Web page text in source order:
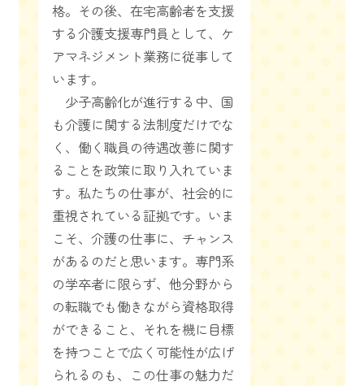
格。その後、在宅高齢者を支援
する介護支援専門員として、ケ
アマネジメント業務に従事して
います。
少子高齢化が進行する中、国
も介護に関する法制度だけでな
く、働く職員の待遇改善に関す
ることを政策に取り入れていま
す。私たちの仕事が、社会的に
重視されている証拠です。いま
こそ、介護の仕事に、チャンス
があるのだと思います。専門系
の学卒者に限らず、他分野から
の転職でも働きながら資格取得
ができること、それを機に目標
を持つことで広く可能性が広げ
られるのも、この仕事の魅力だ